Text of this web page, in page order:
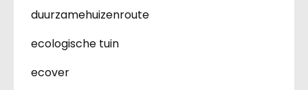
duurzamehuizenroute
ecologische tuin
ecover